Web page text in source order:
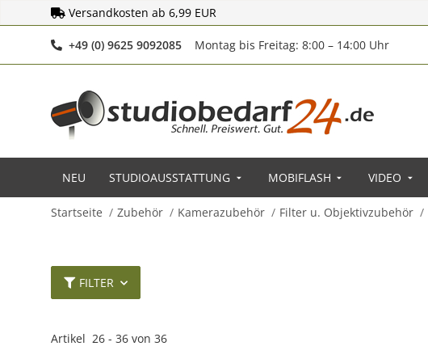
Versandkosten ab 6,99 EUR
+49 (0) 9625 9092085Telefonnummer
Montag bis Freitag: 8:00 – 14:00 Uhr
NEU STUDIOAUSSTATTUNG MOBIFLASH VIDEO
Startseite Zubehör Kamerazubehör Filter u. Objektivzubehör
FILTER
Artikel 26 - 36 von 36